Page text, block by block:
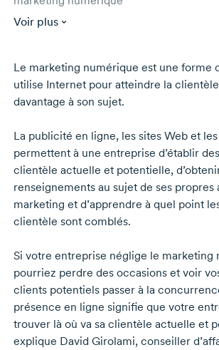
Voir plus
Le marketing numérique est une forme
utilise Internet pour atteindre la
davantage à son sujet.
La publicité en ligne, les sites Web et
permettent à une entreprise d’établir
clientèle actuelle et potentielle,
renseignements au sujet de ses propres
marketing et d’apprendre à quel point
clientèle sont comblés.
Si votre entreprise néglige le marketing
pourriez perdre des occasions et voir
clients potentiels passer à la
présence en ligne signifie que votre
trouver là où va sa clientèle actuelle et
explique David Girolami,conseiller